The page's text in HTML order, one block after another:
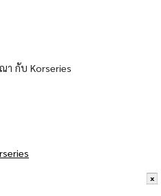
x
า กับ Korseries